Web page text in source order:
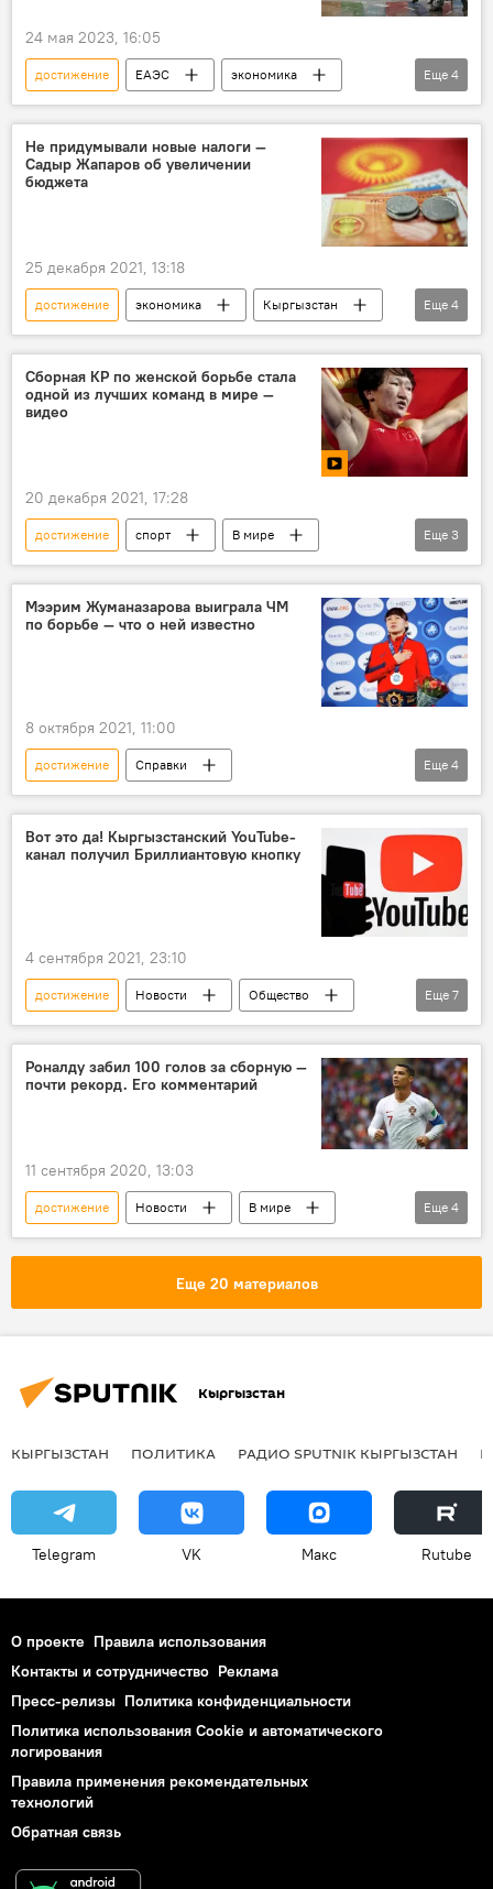
24 мая 2023, 16:05
достижение ЕАЭС
экономика
Москва
Евразийский экономический форум
Еще 4
Не придумывали новые налоги —
Садыр Жапаров об увеличении
бюджета
25 декабря 2021, 13:18
достижение экономика
Кыргызстан
показатель
бюджет
налоги
Садыр Жапаров
Еще 4
Сборная КР по женской борьбе стала
одной из лучших команд в мире —
видео
20 декабря 2021, 17:28
достижение спорт
В мире
Кыргызстан
женская борьба
видео
Еще 3
Мээрим Жуманазарова выиграла ЧМ
по борьбе — что о ней известно
8 октября 2021, 11:00
достижение
Справки
Мээрим Жуманазарова
биография
борьба
Кыргызстан
Еще 4
Вот это да! Кыргызстанский YouTube-
канал получил Бриллиантовую кнопку
4 сентября 2021, 23:10
достижение Новости
Общество
Кыргызстан
В мире
YouTube
кнопка
канал
уголовно-исполнительная система
Еще 7
Роналду забил 100 голов за сборную —
почти рекорд. Его комментарий
11 сентября 2020, 13:03
достижение Новости
В мире
спорт
Португалия
Еще 4
Еще 20 материалов
Кыргызстан
КЫРГЫЗСТАН ПОЛИТИКА РАДИО SPUTNIK КЫРГЫЗСТАН
Telegram VK Макс Rutube
О проекте Правила использования
Контакты и сотрудничество Реклама
Пресс-релизы Политика конфиденциальности
Политика использования Cookie и автоматического
логирования
Правила применения рекомендательных
технологий
Обратная связь